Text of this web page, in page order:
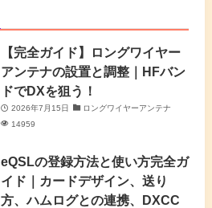
(4)
(3)
(7)
(6)
【完全ガイド】ロングワイヤー
アンテナの設置と調整｜HFバン
ドでDXを狙う！
2026年7月15日
ロングワイヤーアンテナ
14959
eQSLの登録方法と使い方完全ガ
イド｜カードデザイン、送り
方、ハムログとの連携、DXCC